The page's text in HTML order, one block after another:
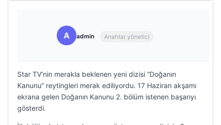
A admin Anahtar yönetici
Star TV’nin merakla beklenen yeni dizisi “Doğanın
Kanunu” reytingleri merak ediliyordu. 17 Haziran akşamı
ekrana gelen Doğanın Kanunu 2. bölüm istenen başarıyı
gösterdi.